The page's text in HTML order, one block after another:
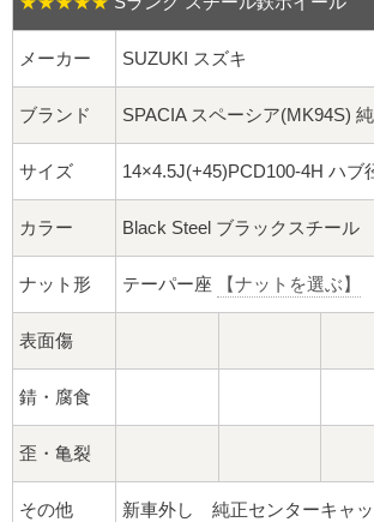
20インチ：夏タイヤホイール
ホイールナット
平面座ナット
ショート平面ナット
ロング球面ナット
ショート球面ナット
メーカー SUZUKI スズキ
ブランド SPACIA スペーシア(MK94S)
サイズ 14×4.5J(+45)PCD100-4H ハブ
カラー Black Steel ブラックスチール
ナット形 テーパー座 【ナットを選ぶ】
表面傷
錆・腐食
歪・亀裂
その他 新車外し 純正センターキャ